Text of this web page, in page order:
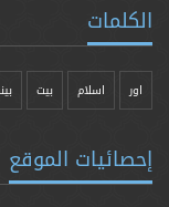
الكلمات
اور اسلام بیت
إحصائيات الموقع